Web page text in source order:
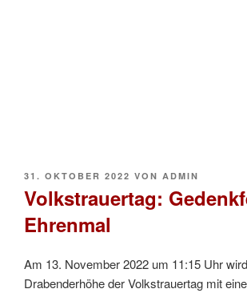
VERÖFFENTLICHT
AM
31. OKTOBER 2022 VON ADMIN
Volkstrauertag:
Ehrenmal
Am 13. November 2022 um 11:15 Uhr
Drabenderhöhe der Volkstrauertag mit